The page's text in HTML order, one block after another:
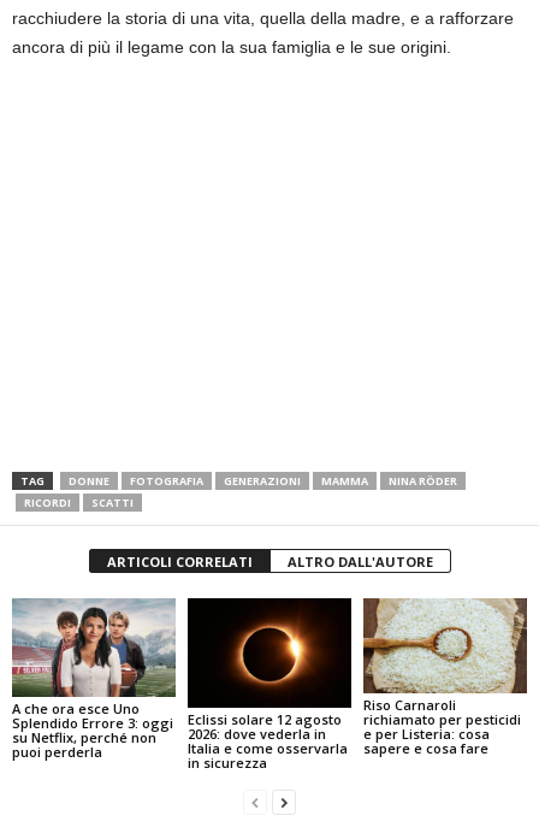
racchiudere la storia di una vita, quella della madre, e a rafforzare
ancora di più il legame con la sua famiglia e le sue origini.
TAG DONNE FOTOGRAFIA GENERAZIONI MAMMA
NINA RÖDER
RICORDI
SCATTI
ARTICOLI CORRELATI ALTRO DALL'AUTORE
A che ora esce Uno
Splendido Errore 3: oggi
su Netflix, perché non
puoi perderla
Eclissi solare 12 agosto
2026: dove vederla in
Italia e come osservarla
in sicurezza
Riso Carnaroli
richiamato per pesticidi
e per Listeria: cosa
sapere e cosa fare